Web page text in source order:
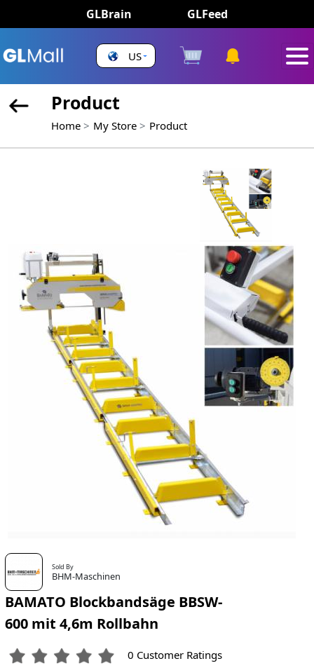
GLBrain GLFeed
US
Product
Home My Store Product
Sold By
BHM-Maschinen
BAMATO Blockbandsäge BBSW-
600 mit 4,6m Rollbahn
0 Customer Ratings